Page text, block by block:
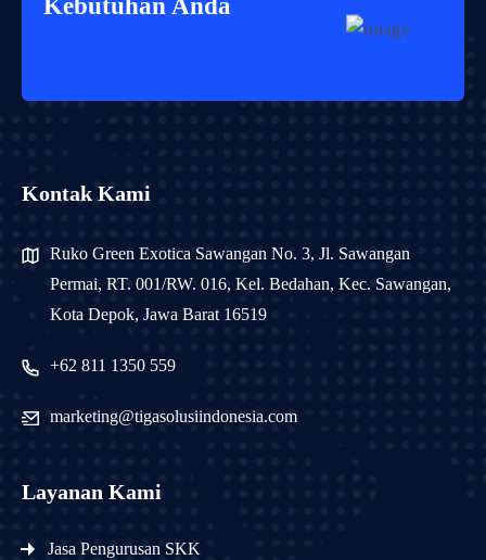
Kebutuhan Anda
Kontak Kami
Ruko Green Exotica Sawangan No. 3, Jl. Sawangan
Permai, RT. 001/RW. 016, Kel. Bedahan, Kec. Sawangan,
Kota Depok, Jawa Barat 16519
+62 811 1350 559
marketing@tigasolusiindonesia.com
Layanan Kami
Jasa Pengurusan SKK